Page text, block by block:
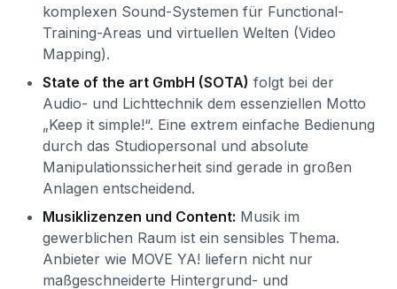
komplexen Sound-Systemen für Functional-
Training-Areas und virtuellen Welten (Video
Mapping).
State of the art GmbH (SOTA) folgt bei der
Audio- und Lichttechnik dem essenziellen Motto
„Keep it simple!“. Eine extrem einfache Bedienung
durch das Studiopersonal und absolute
Manipulationssicherheit sind gerade in großen
Anlagen entscheidend.
Musiklizenzen und Content: Musik im
gewerblichen Raum ist ein sensibles Thema.
Anbieter wie MOVE YA! liefern nicht nur
maßgeschneiderte Hintergrund- und